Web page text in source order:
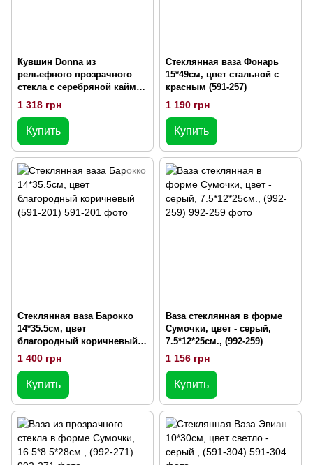
Кувшин Donna из
рельефного прозрачного
стекла с серебряной каймой
1500мл, 13*8.2*24.3см. (579-
1 318 грн
Купить
Стеклянная ваза Фонарь
15*49см, цвет стальной с
красным (591-257)
1 190 грн
Купить
Стеклянная ваза Барокко
14*35.5см, цвет
благородный коричневый
(591-201)
1 400 грн
Купить
Ваза стеклянная в форме
Сумочки, цвет - серый,
7.5*12*25см., (992-259)
1 156 грн
Купить